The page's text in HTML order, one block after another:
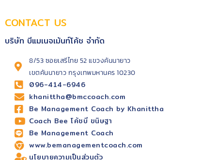
CONTACT US
บริษัท บีแมเนจเม้นท์โค้ช จำกัด
8/53 ซอยเสรีไทย 52 แขวงคันนายาว
เขตคันนายาว กรุงเทพมหานคร 10230
096-414-6946
khanittha@bmccoach.com
Be Management Coach by Khanittha
Coach Bee โค้ชบี ขนิษฐา
Be Management Coach
www.bemanagementcoach.com
นโยบายความเป็นส่วนตัว